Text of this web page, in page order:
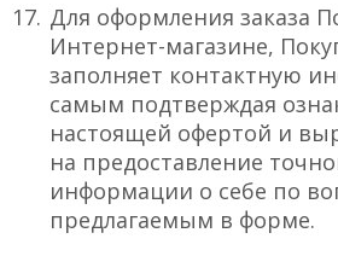
Для оформления заказа
Интернет-магазине,
заполняет контактную
самым подтверждая
настоящей офертой и
на предоставление
информации о себе по
предлагаемым в форме.